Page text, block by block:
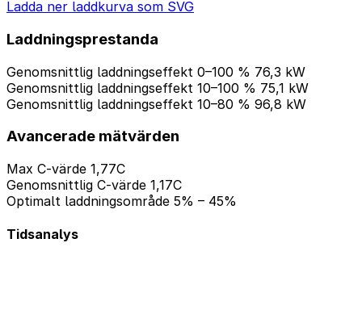
Ladda ner laddkurva som SVG
Laddningsprestanda
Genomsnittlig laddningseffekt 0–100 % 76,3 kW
Genomsnittlig laddningseffekt 10–100 % 75,1 kW
Genomsnittlig laddningseffekt 10–80 % 96,8 kW
Avancerade mätvärden
Max C-värde 1,77C
Genomsnittlig C-värde 1,17C
Optimalt laddningsområde 5% – 45%
Tidsanalys